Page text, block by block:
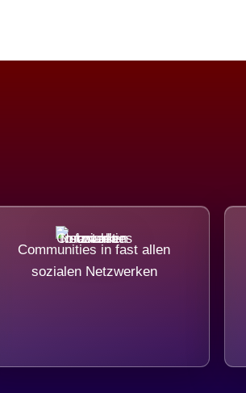
Communities in fast allen
sozialen Netzwerken